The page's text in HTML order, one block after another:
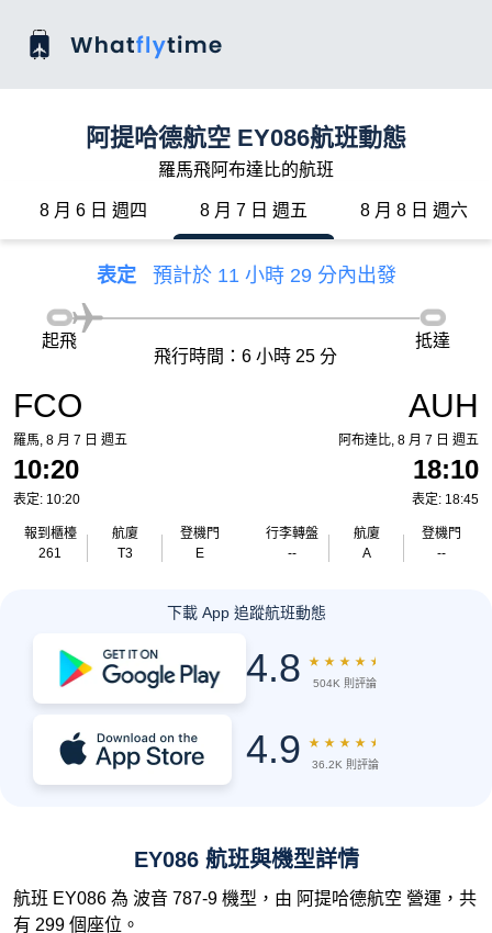
阿提哈德航空 EY086航班動態
羅馬飛阿布達比的航班
8 月 6 日 週四 8 月 7 日 週五 8 月 8 日 週六
表定 預計於 11 小時 29 分內出發
FCO
羅馬, 8 月 7 日 週五
10:20
表定: 10:20
報到櫃檯
261
航廈
T3
登機門
E
起飛
飛行時間：6 小時 25 分
抵達
AUH
阿布達比, 8 月 7 日 週五
18:10
表定: 18:45
行李轉盤
--
航廈
A
登機門
--
下載 App 追蹤航班動態
4.8 ★ ★ ★ ★ ★
504K 則評論
4.9 ★ ★ ★ ★ ★
36.2K 則評論
EY086 航班與機型詳情
航班 EY086 為 波音 787-9 機型，由 阿提哈德航空 營運，共
有 299 個座位。